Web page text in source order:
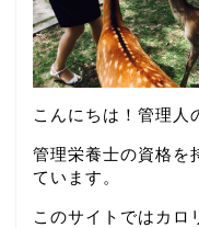
こんにちは！管理人
管理栄養士の資格を
ています。
このサイトではカロ